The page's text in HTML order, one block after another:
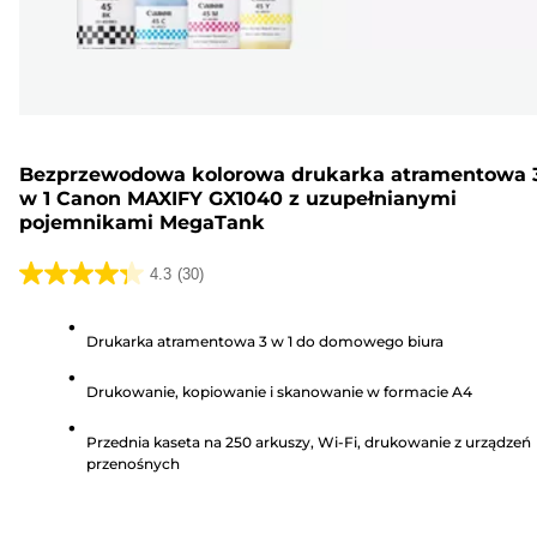
Bezprzewodowa kolorowa drukarka atramentowa
w 1 Canon MAXIFY GX1040 z uzupełnianymi
pojemnikami MegaTank
4.3 (30)
4.3
gwiazdek.
Recenzji
Drukarka atramentowa 3 w 1 do domowego biura
Drukowanie, kopiowanie i skanowanie w formacie A4
Przednia kaseta na 250 arkuszy, Wi-Fi, drukowanie z urządzeń
przenośnych